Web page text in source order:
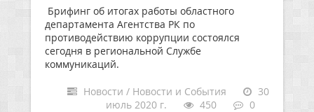
Брифинг об итогах работы областного
департамента Агентства РК по
противодействию коррупции состоялся
сегодня в региональной Службе
коммуникаций.
Новости / Новости и События
30
июль 2020 г.
450 0